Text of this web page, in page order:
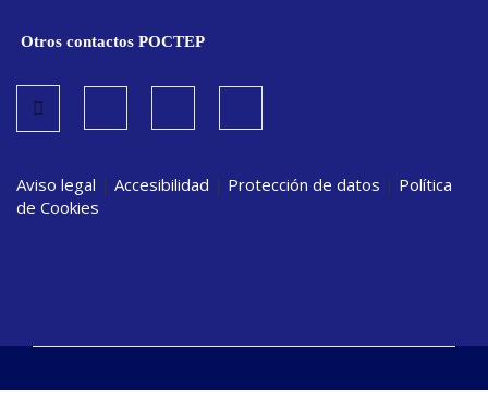
Otros contactos POCTEP
Aviso legal | Accesibilidad | Protección de datos | Política
de Cookies